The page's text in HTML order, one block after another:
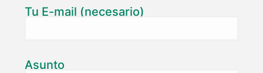
Tu E-mail (necesario)
Asunto